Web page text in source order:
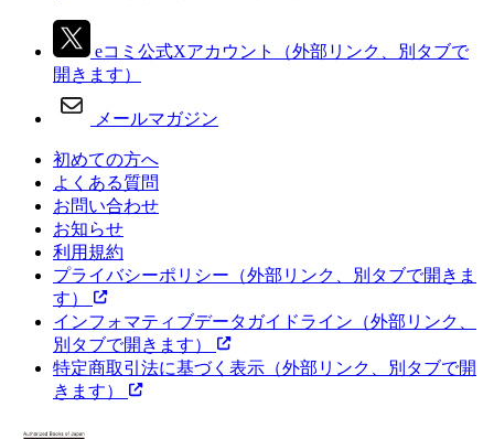
eコミ公式Xアカウント
（外部リンク、別タブで
開きます）
メールマガジン
初めての方へ
よくある質問
お問い合わせ
お知らせ
利用規約
プライバシーポリシー （外部リンク、別タブで開きま
す）
インフォマティブデータガイドライン （外部リンク、
別タブで開きます）
特定商取引法に基づく表示 （外部リンク、別タブで開
きます）